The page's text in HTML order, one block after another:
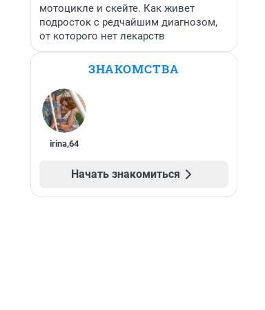
мотоцикле и скейте. Как живет
подросток с редчайшим диагнозом,
от которого нет лекарств
ЗНАКОМСТВА
irina,64
Начать знакомиться